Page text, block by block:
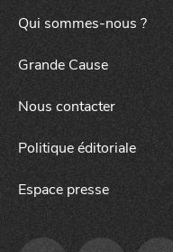
Qui sommes-nous ?
Grande Cause
Nous contacter
Politique éditoriale
Espace presse